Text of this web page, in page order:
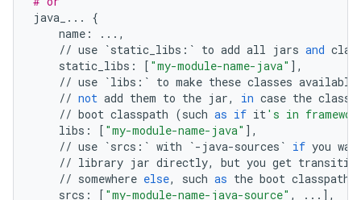
java_ ...
{
name : ... ,
// use `static_libs : ` to add all jars and
static_libs : [ "my-module-name-java" ],
// use `libs : ` to make these classes available
// not add them to the jar, in case the
// boot classpath (such as if it's in
libs : [ "my-module-name-java" ],
// use `srcs : ` with `- java-sources ` if you
// library jar directly, but you get
// somewhere else, such as the boot classpath
srcs : [ "my-module-name-java-source" , ... ],